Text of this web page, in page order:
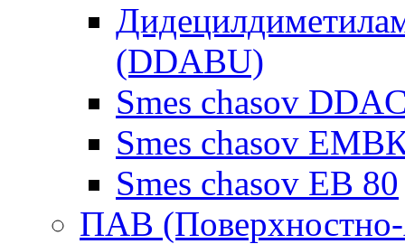
(DDABU)
Smes chasov
Smes chasov
Smes chasov ЕВ 80
ПАВ